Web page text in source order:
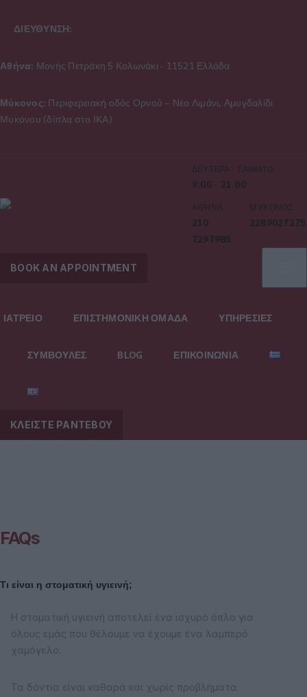
ΔΙΕΥΘΥΝΣΗ:
Αθήνα: Μονής Πετράκη 5 Κολωνάκι - 11521 Ελλάδα
Μύκονος: Περιφερειακή οδός Ορνού – Νέο Λιμάνι, Αμυγδαλίδι
Μυκόνου (δίπλα στο ΙΚΑ)
ΔΕΥΤΕΡΑ - ΣΑBBATO:
9.00 - 21.00
ΑΘΉΝΑ
210
7297985
ΜΎΚΟΝΟΣ
2289027275
BOOK AN APPOINTMENT
ΙΑΤΡΕΙΟ ΕΠΙΣΤΗΜΟΝΙΚΗ ΟΜΑΔΑ ΥΠΗΡΕΣΙΕΣ
ΣΥΜΒΟΥΛΕΣ BLOG ΕΠΙΚΟΙΝΩΝΙΑ
ΚΛΕΙΣΤΕ ΡΑΝΤΕΒΟΥ
FAQs
Τι είναι η στοματική υγιεινή;
Η στοματική υγιεινή αποτελεί ένα ισχυρό όπλο για
όλους εμάς που θέλουμε να έχουμε ένα λαμπερό
χαμόγελο.
Τα δόντια είναι καθαρά και χωρίς προβλήματα.